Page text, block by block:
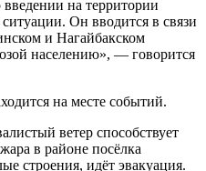
на территории
Он вводится в связи
и Нагайбакском
населению», — говорится
на месте событий.
ветер способствует
в районе посёлка
строения, идёт эвакуация.